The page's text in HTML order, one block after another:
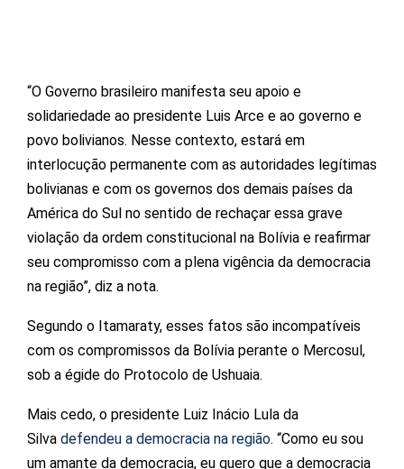
“O Governo brasileiro manifesta seu apoio e
solidariedade ao presidente Luis Arce e ao governo e
povo bolivianos. Nesse contexto, estará em
interlocução permanente com as autoridades legítimas
bolivianas e com os governos dos demais países da
América do Sul no sentido de rechaçar essa grave
violação da ordem constitucional na Bolívia e reafirmar
seu compromisso com a plena vigência da democracia
na região”, diz a nota.
Segundo o Itamaraty, esses fatos são incompatíveis
com os compromissos da Bolívia perante o Mercosul,
sob a égide do Protocolo de Ushuaia.
Mais cedo, o presidente Luiz Inácio Lula da
Silva defendeu a democracia na região. “Como eu sou
um amante da democracia, eu quero que a democracia